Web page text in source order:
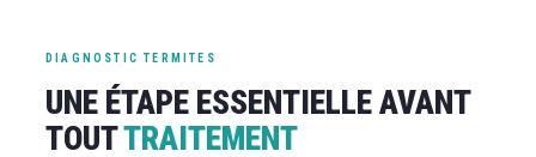
DIAGNOSTIC TERMITES
UNE ÉTAPE ESSENTIELLE AVANT
TOUTTRAITEMENT